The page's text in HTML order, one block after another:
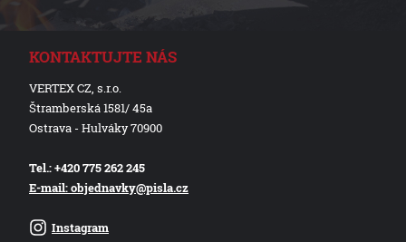
KONTAKTUJTE NÁS
VERTEX CZ, s.r.o.
Štramberská 1581/ 45a
Ostrava - Hulváky 70900
Tel.: +420 775 262 245
E-mail: objednavky@pisla.cz
Instagram